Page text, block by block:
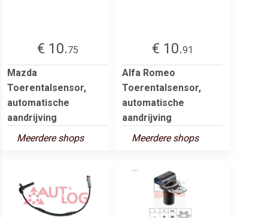
€ 10.75
Mazda
Toerentalsensor,
automatische
aandrijving
Meerdere shops
€ 10.91
Alfa Romeo
Toerentalsensor,
automatische
aandrijving
Meerdere shops